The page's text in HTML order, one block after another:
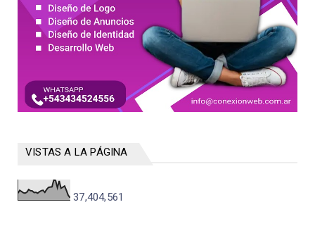
VISTAS A LA PÁGINA
37,404,561